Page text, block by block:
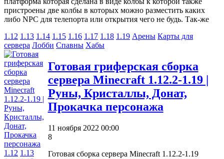
пристроены две колбы в которых можно разместить каких
либо NPC для телепорта или открытия чего не будь. Так-же
1.12 1.13 1.14 1.15 1.16 1.17 1.18 1.19 Арены Карты для
сервера Лобби Спавны Хабы
1.12 1.13
Готовая гриферская сборка
сервера Minecraft 1.12.2-1.19 |
Руны, Кристаллы, Донат,
Прокачка персонажа
11 ноября 2022 00:00
8
Готовая сборка сервера Minecraft 1.12.2-1.19